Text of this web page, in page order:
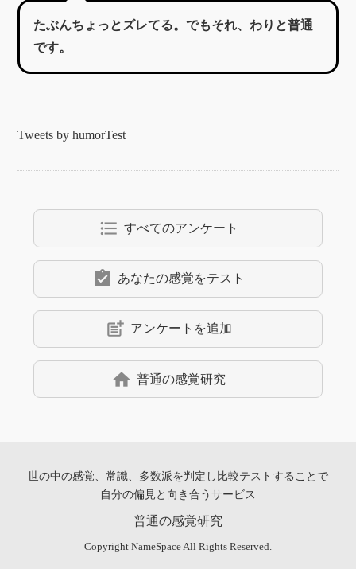
たぶんちょっとズレてる。でもそれ、わりと普通
です。
Tweets by humorTest
format_list_bulleted すべてのアンケート
assignment_turned_in あなたの感覚をテスト
post_add アンケートを追加
home 普通の感覚研究
世の中の感覚、常識、多数派を判定し比較テストすることで
自分の偏見と向き合うサービス
普通の感覚研究
Copyright NameSpace All Rights Reserved.